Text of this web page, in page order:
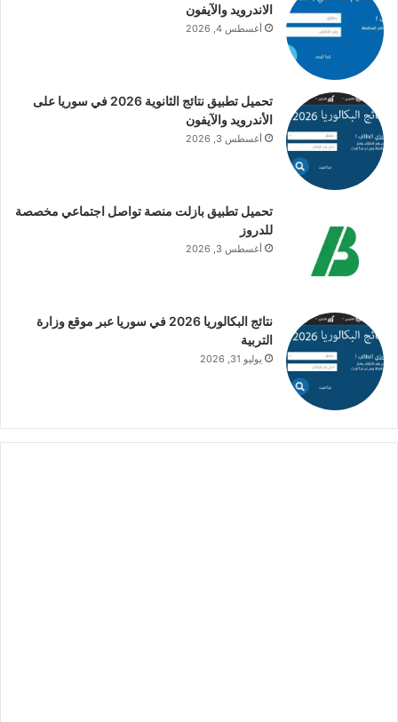
الاندرويد والآيفون
أغسطس 4, 2026
تحميل تطبيق نتائج الثانوية 2026 في سوريا على
الأندرويد والآيفون
أغسطس 3, 2026
تحميل تطبيق بازلت منصة تواصل اجتماعي مخصصة
للدروز
أغسطس 3, 2026
نتائج البكالوريا 2026 في سوريا عبر موقع وزارة
التربية
يوليو 31, 2026